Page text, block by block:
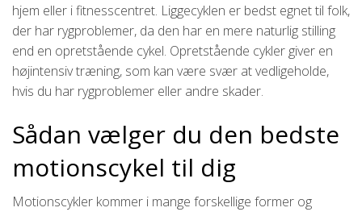
hjem eller i fitnesscentret. Liggecyklen er bedst egnet til folk,
der har rygproblemer, da den har en mere naturlig stilling
end en opretstående cykel. Opretstående cykler giver en
højintensiv træning, som kan være svær at vedligeholde,
hvis du har rygproblemer eller andre skader.
Sådan vælger du den bedste
motionscykel til dig
Motionscykler kommer i mange forskellige former og